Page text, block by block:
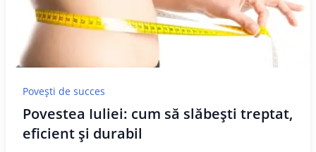
Povești de succes
Povestea Iuliei: cum să slăbești treptat,
eficient și durabil